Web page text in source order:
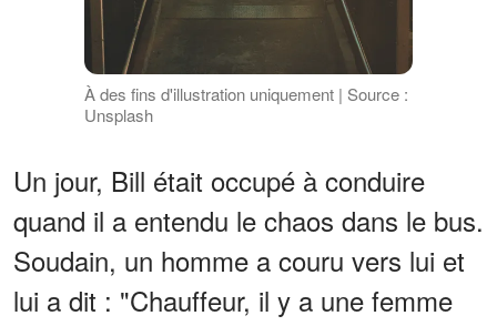
À des fins d'illustration uniquement | Source :
Unsplash
Un jour, Bill était occupé à conduire
quand il a entendu le chaos dans le bus.
Soudain, un homme a couru vers lui et
lui a dit : "Chauffeur, il y a une femme